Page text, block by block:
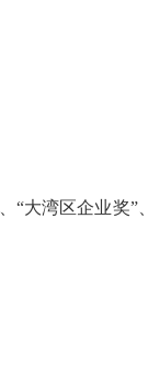
、“大湾区企业奖”、